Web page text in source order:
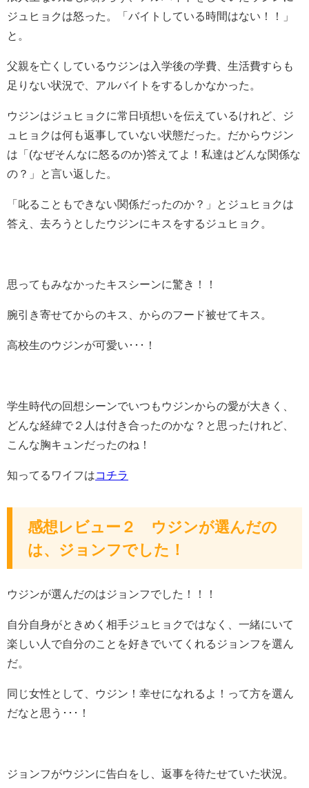
ジュヒョクは怒った。「バイトしている時間はない！！」
と。
父親を亡くしているウジンは入学後の学費、生活費すらも
足りない状況で、アルバイトをするしかなかった。
ウジンはジュヒョクに常日頃想いを伝えているけれど、ジ
ュヒョクは何も返事していない状態だった。だからウジン
は「(なぜそんなに怒るのか)答えてよ！私達はどんな関係な
の？」と言い返した。
「叱ることもできない関係だったのか？」とジュヒョクは
答え、去ろうとしたウジンにキスをするジュヒョク。
思ってもみなかったキスシーンに驚き！！
腕引き寄せてからのキス、からのフード被せてキス。
高校生のウジンが可愛い･･･！
学生時代の回想シーンでいつもウジンからの愛が大きく、
どんな経緯で２人は付き合ったのかな？と思ったけれど、
こんな胸キュンだったのね！
知ってるワイフはコチラ
感想レビュー２ ウジンが選んだの
は、ジョンフでした！
ウジンが選んだのはジョンフでした！！！
自分自身がときめく相手ジュヒョクではなく、一緒にいて
楽しい人で自分のことを好きでいてくれるジョンフを選ん
だ。
同じ女性として、ウジン！幸せになれるよ！って方を選ん
だなと思う･･･！
ジョンフがウジンに告白をし、返事を待たせていた状況。